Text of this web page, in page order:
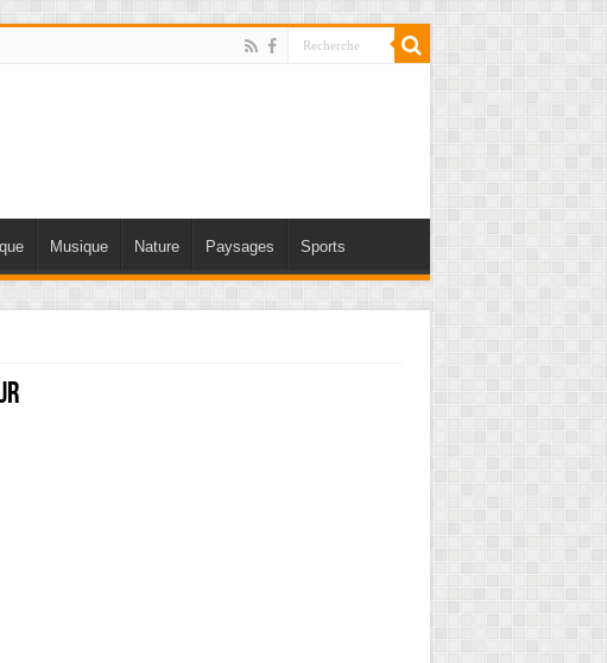
Musique Nature Paysages Sports